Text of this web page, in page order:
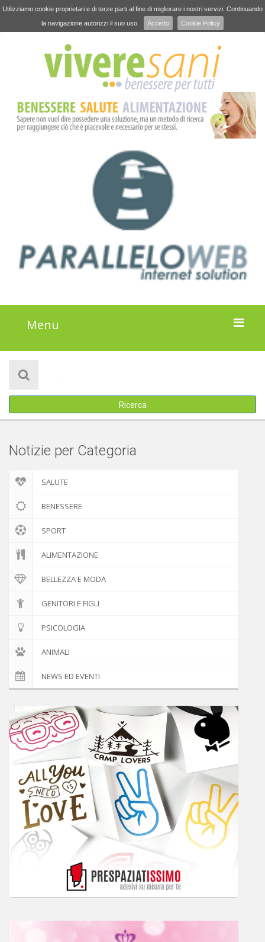
Utilizziamo cookie proprietari e di terze parti al fine di migliorare i nostri servizi. Continuando
la navigazione autorizzi il suo uso.
Accetto Cookie Policy
Menu
ATTIVITÀ
IL PROGETTO
Ricerca
Notizie per Categoria
SALUTE
BENESSERE
SPORT
ALIMENTAZIONE
BELLEZZA E MODA
GENITORI E FIGLI
PSICOLOGIA
ANIMALI
NEWS ED EVENTI